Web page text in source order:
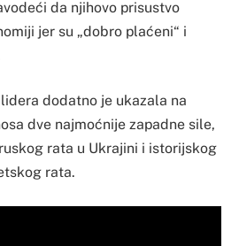
da njihovo prisustvo
jer su „dobro plaćeni“ i
dodatno je ukazala na
dve najmoćnije zapadne sile,
rata u Ukrajini i istorijskog
rata.